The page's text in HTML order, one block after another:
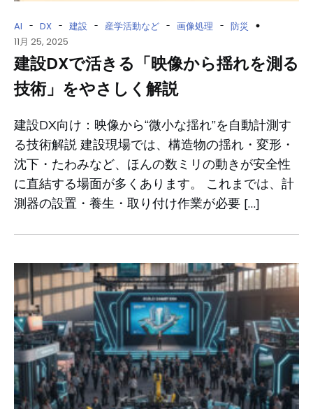
AI - DX - 建設 - 産学活動など - 画像処理 - 防災
11月 25, 2025
建設DXで活きる「映像から揺れを測る
技術」をやさしく解説
建設DX向け：映像から“微小な揺れ”を自動計測す
る技術解説 建設現場では、構造物の揺れ・変形・
沈下・たわみなど、ほんの数ミリの動きが安全性
に直結する場面が多くあります。 これまでは、計
測器の設置・養生・取り付け作業が必要 […]